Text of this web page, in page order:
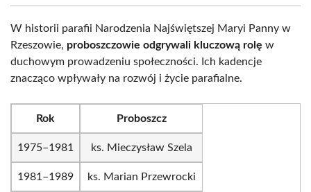
W historii parafii Narodzenia Najświętszej Maryi Panny w
Rzeszowie, proboszczowie odgrywali kluczową rolę w
duchowym prowadzeniu społeczności. Ich kadencje
znacząco wpływały na rozwój i życie parafialne.
Rok Proboszcz
1975–1981 ks. Mieczysław Szela
1981–1989 ks. Marian Przewrocki